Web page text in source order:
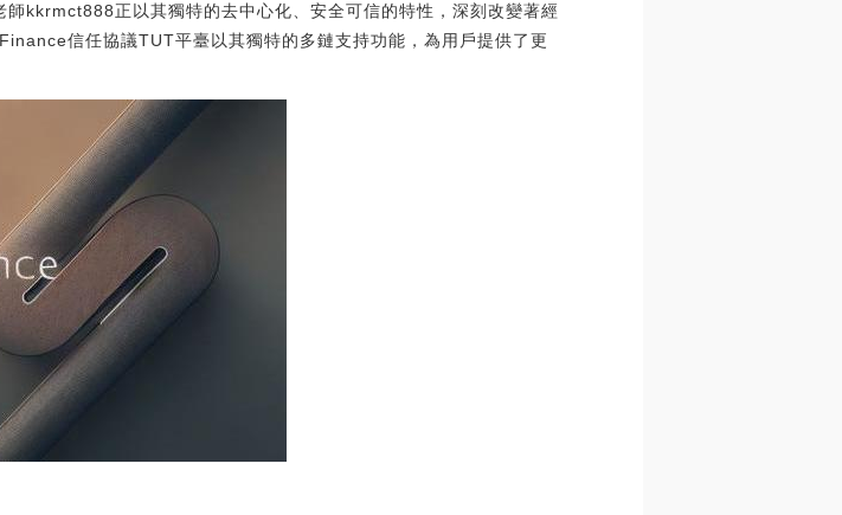
kkrmct888正以其獨特的去中心化、安全可信的特性，深刻改變著經
信任協議TUT平臺以其獨特的多鏈支持功能，為用戶提供了更